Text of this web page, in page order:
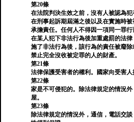
第20條
在法院判決生效之前，沒有人被認為犯
在刑事起訴期屆滿之後以及在實施時
承擔責任。任何人不得因一項同一罪行
在某人犯下非法行為後加重處罰的法
施了非法行為後，該行為的責任被廢除
禁止完全沒收被定罪的人的財產。
第21條
法律保護受害者的權利。國家向受害人
第22條
家是不可侵犯的。除法律規定的情況
屋。
第23條
除法律規定的情況外，通信，電話交